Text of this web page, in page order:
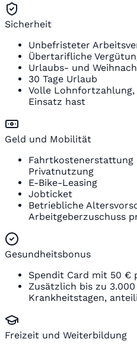
Sicherheit
Unbefristeter
Übertarifliche
Urlaubs- und
30 Tage Urlaub
Volle
Einsatz hast
Geld und Mobilität
Fahrtkostenerstattung
Privatnutzung
E-Bike-Leasing
Jobticket
Betriebliche
Arbeitgeberzuschuss
Gesundheitsbonus
Spendit Card mit 50 €
Zusätzlich bis zu
Krankheitstagen,
Freizeit und Weiterbildung